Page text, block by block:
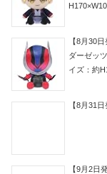
【8月30
ダーゼッ
イズ：約
【8月31
【9月2日